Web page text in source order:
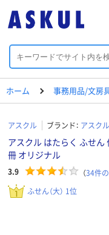
ホーム 事務用品/文房
アスクル ブランド： アスクル
アスクル はたらく ふせ
冊 オリジナル
3.9 （34件
ふせん（大） 1位